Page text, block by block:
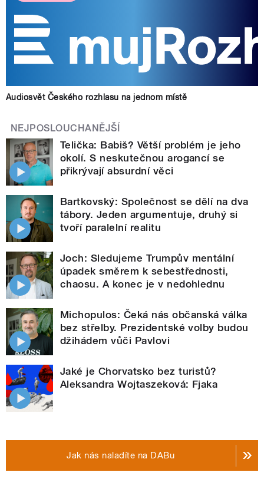
Audiosvět Českého rozhlasu na jednom místě
NEJPOSLOUCHANĚJŠÍ
Telička: Babiš? Větší problém je jeho
okolí. S neskutečnou arogancí se
přikrývají absurdní věci
Bartkovský: Společnost se dělí na dva
tábory. Jeden argumentuje, druhý si
tvoří paralelní realitu
Joch: Sledujeme Trumpův mentální
úpadek směrem k sebestřednosti,
chaosu. A konec je v nedohlednu
Michopulos: Čeká nás občanská válka
bez střelby. Prezidentské volby budou
džihádem vůči Pavlovi
Jaké je Chorvatsko bez turistů?
Aleksandra Wojtaszeková: Fjaka
Jak nás naladíte na DABu